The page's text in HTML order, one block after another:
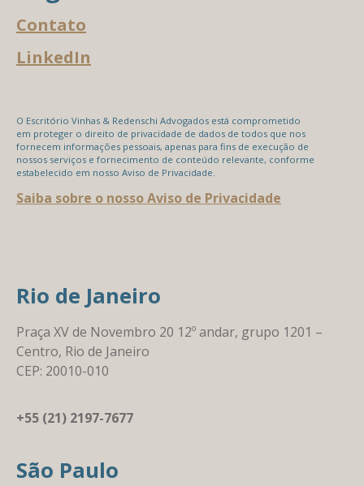
Contato
LinkedIn
O Escritório Vinhas & Redenschi Advogados está comprometido
em proteger o direito de privacidade de dados de todos que nos
fornecem informações pessoais, apenas para fins de execução de
nossos serviços e fornecimento de conteúdo relevante, conforme
estabelecido em nosso Aviso de Privacidade.
Saiba sobre o nosso Aviso de Privacidade
Rio de Janeiro
Praça XV de Novembro 20 12º andar, grupo 1201 –
Centro, Rio de Janeiro
CEP: 20010-010
+55 (21) 2197-7677
São Paulo